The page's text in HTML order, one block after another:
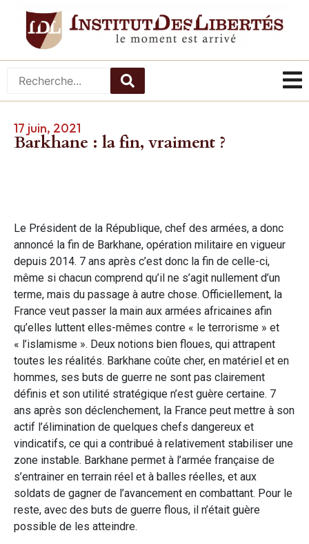
17 juin, 2021
Barkhane : la fin, vraiment ?
Le Président de la République, chef des armées, a donc
annoncé la fin de Barkhane, opération militaire en vigueur
depuis 2014. 7 ans après c’est donc la fin de celle-ci,
même si chacun comprend qu’il ne s’agit nullement d’un
terme, mais du passage à autre chose. Officiellement, la
France veut passer la main aux armées africaines afin
qu’elles luttent elles-mêmes contre « le terrorisme » et
« l’islamisme ». Deux notions bien floues, qui attrapent
toutes les réalités. Barkhane coûte cher, en matériel et en
hommes, ses buts de guerre ne sont pas clairement
définis et son utilité stratégique n’est guère certaine. 7
ans après son déclenchement, la France peut mettre à son
actif l’élimination de quelques chefs dangereux et
vindicatifs, ce qui a contribué à relativement stabiliser une
zone instable. Barkhane permet à l’armée française de
s’entrainer en terrain réel et à balles réelles, et aux
soldats de gagner de l’avancement en combattant. Pour le
reste, avec des buts de guerre flous, il n’était guère
possible de les atteindre.